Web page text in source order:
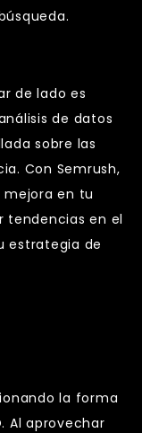
de lado es
de datos
sobre las
Con Semrush,
en tu
en el
estrategia de
la forma
Al aprovechar